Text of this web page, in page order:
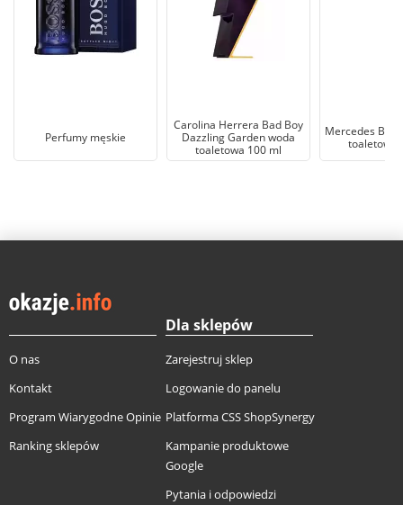
Perfumy męskie
Carolina Herrera Bad Boy
Dazzling Garden woda
toaletowa 100 ml
Mercedes
toaletowa
O nas
Kontakt
Program Wiarygodne Opinie
Ranking sklepów
Dla sklepów
Zarejestruj sklep
Logowanie do panelu
Platforma CSS ShopSynergy
Kampanie produktowe
Google
Pytania i odpowiedzi